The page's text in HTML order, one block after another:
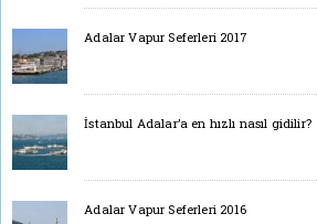
Adalar Vapur Seferleri 2017
İstanbul Adalar’a en hızlı nasıl gidilir?
Adalar Vapur Seferleri 2016